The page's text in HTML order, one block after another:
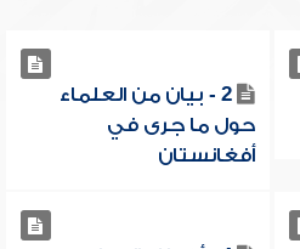
2 - بيان من العلماء
حول ما جرى في
أفغانستان